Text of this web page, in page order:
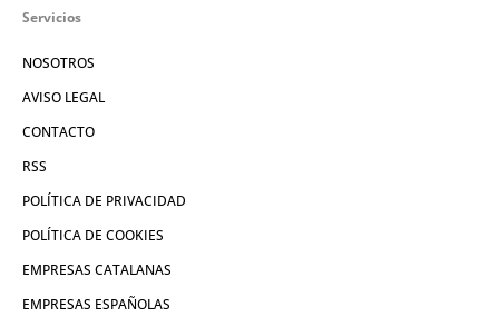
Servicios
NOSOTROS
AVISO LEGAL
CONTACTO
RSS
POLÍTICA DE PRIVACIDAD
POLÍTICA DE COOKIES
EMPRESAS CATALANAS
EMPRESAS ESPAÑOLAS